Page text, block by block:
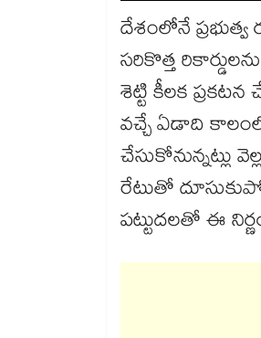
దేశంలోనే
సరికొత్త
శెట్టి కీలక
వచ్చే ఏడాది
రేటుతో
పట్టుదలతో ఈ